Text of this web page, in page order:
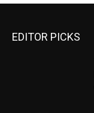
EDITOR PICKS